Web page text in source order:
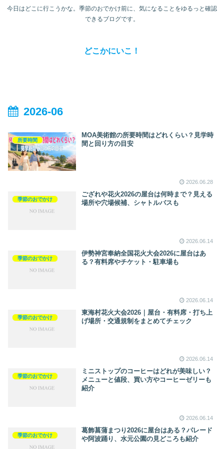
今日はどこに行こうかな。季節のおでかけ前に、気になることをゆるっと確認
できるブログです。
どこかにいこ！
2026-06
所要時間
MOA美術館の所要時間はどれくらい？見学時
間と回り方の目安
2026.06.28
季節のおでかけ
ござれや花火2026の屋台は何時まで？見える
場所や穴場候補、シャトルバスも
2026.06.14
季節のおでかけ
伊勢神宮奉納全国花火大会2026に屋台はあ
る？有料席やチケット・駐車場も
2026.06.14
季節のおでかけ
東海村花火大会2026｜屋台・有料席・打ち上
げ場所・交通規制をまとめてチェック
2026.06.14
季節のおでかけ
ミニストップのコーヒーはどれが美味しい？
メニューと値段、買い方やコーヒーゼリーも
紹介
2026.06.14
季節のおでかけ
葛飾菖蒲まつり2026に屋台はある？パレード
や阿波踊り、水元公園の見どころも紹介